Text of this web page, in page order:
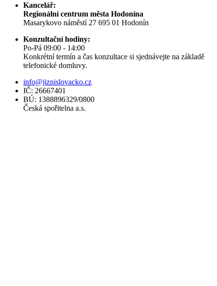
Kancelář:
Regionální centrum města Hodonína
Masarykovo náměstí 27 695 01 Hodonín
Konzultační hodiny:
Po-Pá 09:00 - 14:00
Konkrétní termín a čas konzultace si sjednávejte na základě
telefonické domluvy.
info@jiznislovacko.cz
IČ: 26667401
BÚ: 1388896329/0800
Česká spořitelna a.s.